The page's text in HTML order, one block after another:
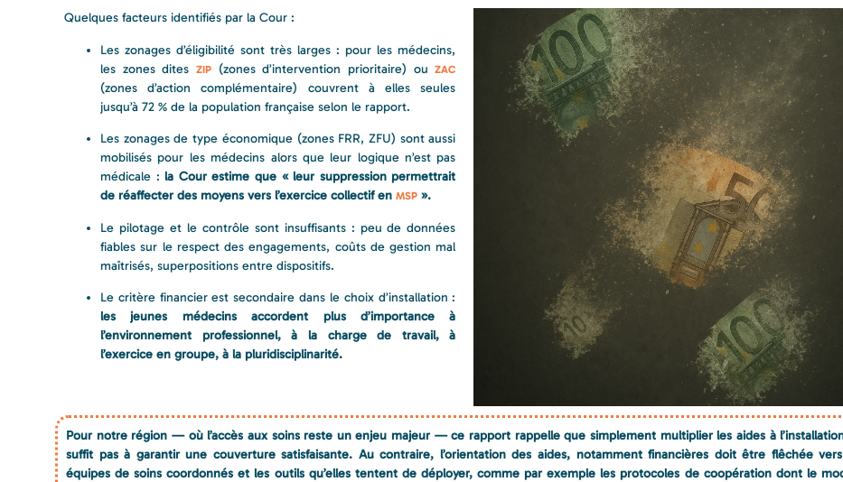
Quelques facteurs identifiés par la Cour :
Les zonages d’éligibilité sont très larges : pour les médecins,
les zones ditesZIP (zones d’intervention prioritaire) ouZAC
(zones d’action complémentaire) couvrent à elles seules
jusqu’à 72 % de la population française selon le rapport.
Les zonages de type économique (zones FRR, ZFU) sont aussi
mobilisés pour les médecins alors que leur logique n’est pas
médicale : la Cour estime que « leur suppression permettrait
de réaffecter des moyens vers l’exercice collectif en MSP ».
Le pilotage et le contrôle sont insuffisants : peu de données
fiables sur le respect des engagements, coûts de gestion mal
maîtrisés, superpositions entre dispositifs.
Le critère financier est secondaire dans le choix d’installation :
les jeunes médecins accordent plus d’importance à
l’environnement professionnel, à la charge de travail, à
l’exercice en groupe, à la pluridisciplinarité.
Pour notre région — où l’accès aux soins reste un enjeu majeur — ce rapport rappelle que simplement multiplier les aides à
suffit pas à garantir une couverture satisfaisante. Au contraire, l’orientation des aides, notamment financières doit être flêchée
équipes de soins coordonnés et les outils qu’elles tentent de déployer, comme par exemple les protocoles de coopération dont le